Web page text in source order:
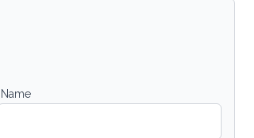
Name